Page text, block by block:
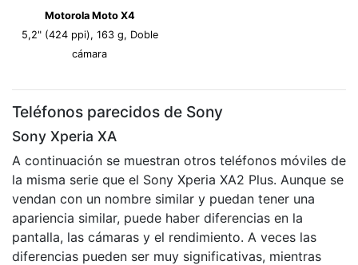
Motorola Moto X4
5,2" (424 ppi), 163 g, Doble
cámara
Teléfonos parecidos de Sony
Sony Xperia XA
A continuación se muestran otros teléfonos móviles de
la misma serie que el Sony Xperia XA2 Plus. Aunque se
vendan con un nombre similar y puedan tener una
apariencia similar, puede haber diferencias en la
pantalla, las cámaras y el rendimiento. A veces las
diferencias pueden ser muy significativas, mientras